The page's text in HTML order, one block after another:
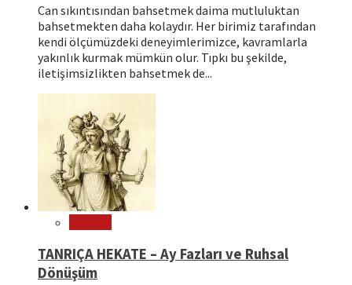
Can sıkıntısından bahsetmek daima mutluluktan
bahsetmekten daha kolaydır. Her birimiz tarafından
kendi ölçümüzdeki deneyimlerimizce, kavramlarla
yakınlık kurmak mümkün olur. Tıpkı bu şekilde,
iletişimsizlikten bahsetmek de...
TANRIÇA HEKATE – Ay Fazları ve Ruhsal
Dönüşüm